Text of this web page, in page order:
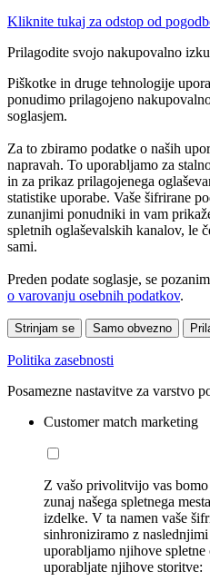
Kliknite tukaj za odstop od
Prilagodite svojo nakupovalno
Piškotke in druge tehnologije
ponudimo prilagojeno
soglasjem.
Za to zbiramo podatke o naših
napravah. To uporabljamo za
in za prikaz prilagojenega
statistike uporabe. Vaše šifrirane
zunanjimi ponudniki in vam
spletnih oglaševalskih kanalov, le
sami.
Preden podate soglasje, se
o varovanju osebnih podatkov.
Strinjam se Samo obvezno
Politika zasebnosti
Posamezne nastavitve za varstvo
Customer match marketing
Z vašo privolitvijo vas
zunaj našega spletnega
izdelke. V ta namen vaše
sinhroniziramo z
uporabljamo njihove spletne
uporabljate njihove storitve: